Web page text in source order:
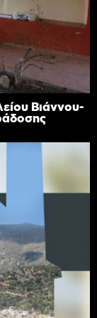
Βιάννου-